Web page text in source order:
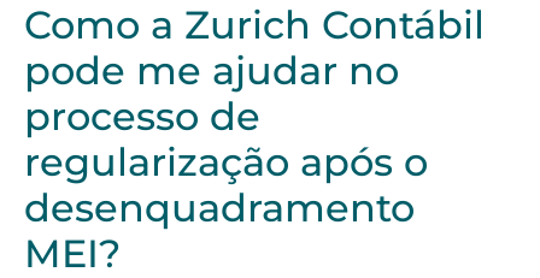
Como a Zurich Contábil
pode me ajudar no
processo de
regularização após o
desenquadramento
MEI?